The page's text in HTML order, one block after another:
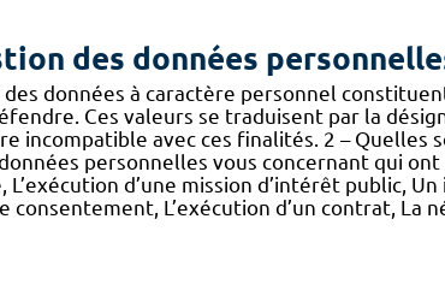
des données
données à caractère personnel
Ces valeurs se traduisent par la
incompatible avec ces finalités. 2 – Quelles
personnelles vous concernant qui
L’exécution d’une mission d’intérêt public,
consentement, L’exécution d’un contrat, La